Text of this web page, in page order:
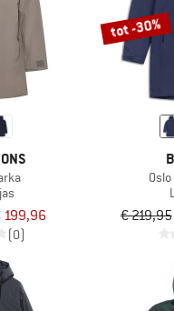
199,96
(0)
tot -30%
€ 219,95